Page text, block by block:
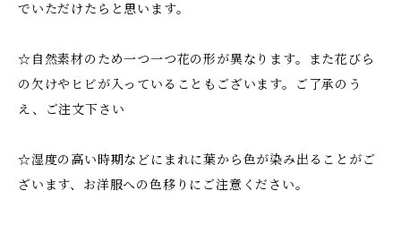
でいただけたらと思います。
☆自然素材のため一つ一つ花の形が異なります。また花びら
の欠けやヒビが入っていることもございます。ご了承のう
え、ご注文下さい
☆湿度の高い時期などにまれに葉から色が染み出ることがご
ざいます、お洋服への色移りにご注意ください。